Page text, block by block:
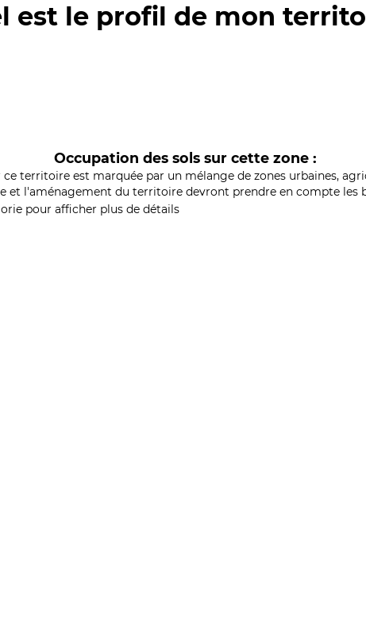
est le profil de mon
Occupation des sols sur cette zone :
ce territoire est marquée par un mélange de zones urbaines,
et l'aménagement du territoire devront prendre en compte les
pour afficher plus de détails